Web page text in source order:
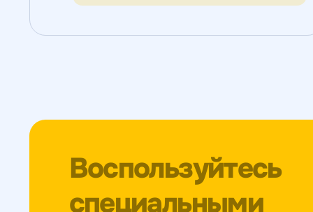
Воспользуйтесь
специальными